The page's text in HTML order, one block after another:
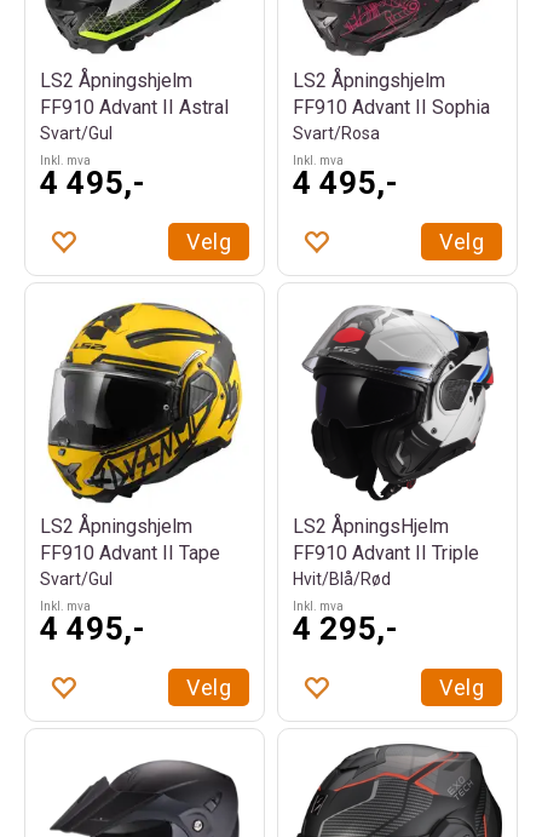
LS2 Åpningshjelm
FF910 Advant II Astral
Svart/Gul
Inkl. mva
4 495,-
Velg
LS2 Åpningshjelm
FF910 Advant II Sophia
Svart/Rosa
Inkl. mva
4 495,-
Velg
LS2 Åpningshjelm
FF910 Advant II Tape
Svart/Gul
Inkl. mva
4 495,-
Velg
LS2 ÅpningsHjelm
FF910 Advant II Triple
Hvit/Blå/Rød
Inkl. mva
4 295,-
Velg